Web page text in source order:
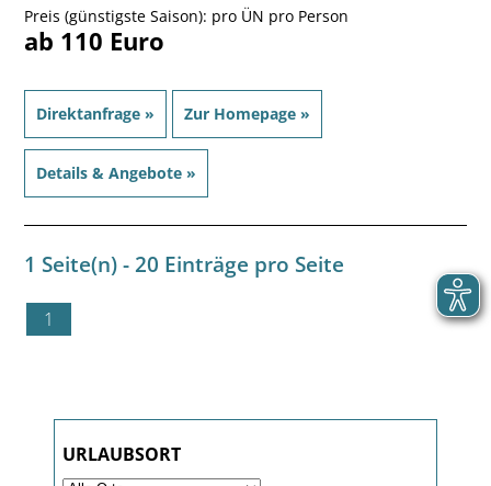
Preis (günstigste Saison): pro ÜN pro Person
ab 110 Euro
Direktanfrage » Zur Homepage »
Details & Angebote »
1 Seite(n) - 20 Einträge pro Seite
1
URLAUBSORT